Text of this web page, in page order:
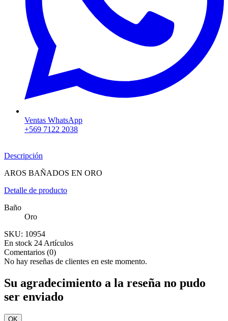
Ventas WhatsApp
+569 7122 2038
Descripción
AROS BAÑADOS EN ORO
Detalle de producto
Baño
Oro
SKU: 10954
En stock 24 Artículos
Comentarios (0)
No hay reseñas de clientes en este momento.
Su agradecimiento a la reseña no pudo
ser enviado
OK